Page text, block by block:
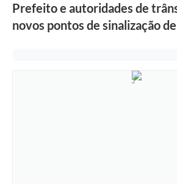
Prefeito e autoridades de
novos pontos de sinalização